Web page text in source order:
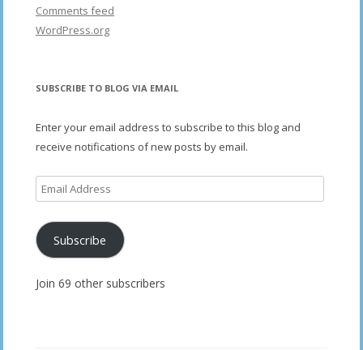
Comments feed
WordPress.org
SUBSCRIBE TO BLOG VIA EMAIL
Enter your email address to subscribe to this blog and
receive notifications of new posts by email.
Email
Address
Subscribe
Join 69 other subscribers